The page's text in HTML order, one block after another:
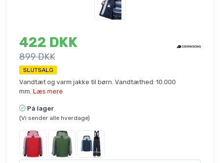
422 DKK
899 DKK
SLUTSALG
Vandtæt og varm jakke til børn. Vandtæthed: 10.000
mm. Læs mere
På lager
(Vi sender alle hverdage)